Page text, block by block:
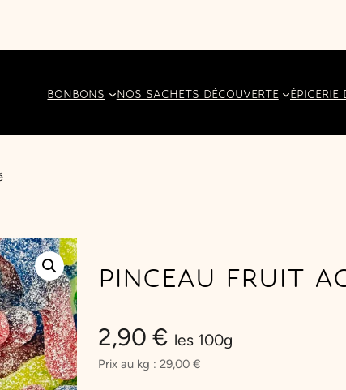
BONBONS NOS SACHETS DÉCOUVERTE
PINCEAU FRUIT
2,90 € les 100g
Prix au kg : 29,00 €